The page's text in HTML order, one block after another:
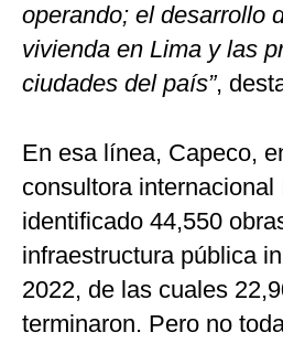
operando; el desarrollo
vivienda en Lima y las
ciudades del país”,
En esa línea, Capeco,
consultora internacional
identificado 44,550
infraestructura pública
2022, de las cuales
terminaron. Pero no